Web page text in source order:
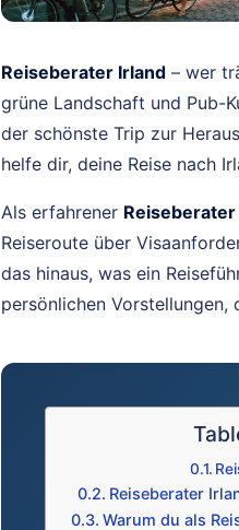
Reiseberater Irland – wer
grüne Landschaft und Pub-
der schönste Trip zur
helfe dir, deine Reise nach
Als erfahrener
Reiseroute über
das hinaus, was ein
persönlichen Vorstellungen,
Reiseberater
Warum du als